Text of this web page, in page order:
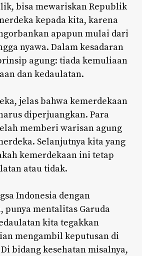
bisa mewariskan Republik
kepada kita, karena
apapun mulai dari
nyawa. Dalam kesadaran
agung: tiada kemuliaan
dan kedaulatan.
jelas bahwa kemerdekaan
diperjuangkan. Para
memberi warisan agung
Selanjutnya kita yang
kemerdekaan ini tetap
atau tidak.
Indonesia dengan
punya mentalitas Garuda
kita tegakkan
mengambil keputusan di
bidang kesehatan misalnya,